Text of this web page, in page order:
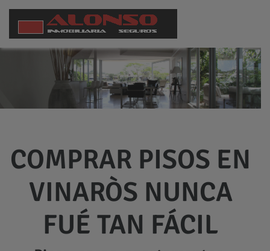
COMPRAR PISOS EN
VINARÒS NUNCA
FUÉ TAN FÁCIL